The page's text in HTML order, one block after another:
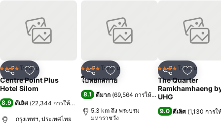
แชร์ เพิ่มในรายการโปรด
4 ดาว โรงแรม
Centre Point Plus
Hotel Silom
8.9 ดีเลิศ (22,344 การให้คะแนน
กรุงเทพฯ, ประเทศไทย
แชร์ เพิ่มในรายการโปรด
4 ดาว โรงแรม
ใบหยกสกาย
8.1 ดีมาก (69,564 การให้คะแนน)
5.3 km ถึง พระบรม
มหาราชวัง
แชร์ เพิ่มในรา
4 ดาว โรงแรม
The Quarter
Ramkhamhaeng
UHG
9.0 ดีเลิศ (1,130 การ